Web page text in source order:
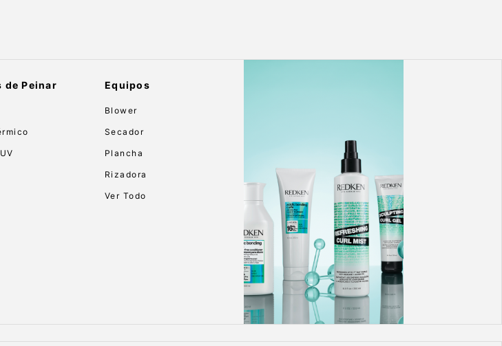
de Peinar Equipos
Blower
Secador
Plancha
Rizadora
Ver Todo